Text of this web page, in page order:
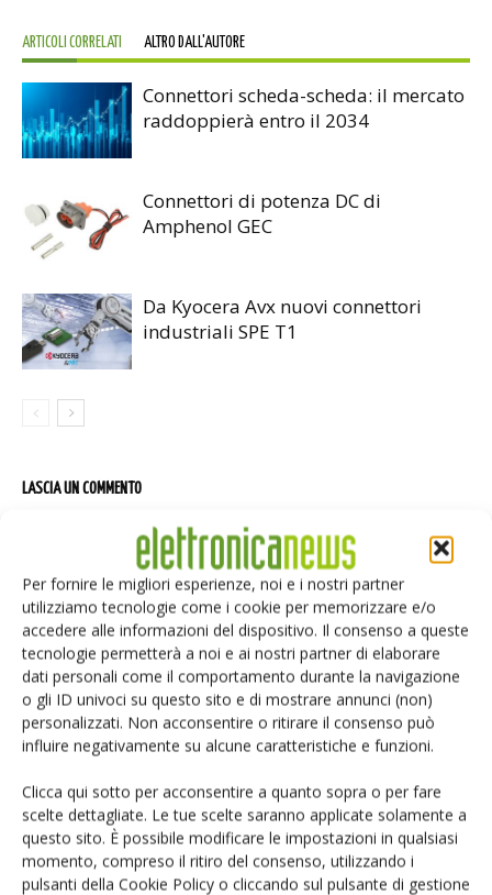
Per fornire le migliori esperienze, noi e i nostri partner
utilizziamo tecnologie come i cookie per memorizzare e/o
accedere alle informazioni del dispositivo. Il consenso a queste
tecnologie permetterà a noi e ai nostri partner di elaborare
dati personali come il comportamento durante la navigazione
o gli ID univoci su questo sito e di mostrare annunci (non)
personalizzati. Non acconsentire o ritirare il consenso può
influire negativamente su alcune caratteristiche e funzioni.
Clicca qui sotto per acconsentire a quanto sopra o per fare
scelte dettagliate. Le tue scelte saranno applicate solamente a
questo sito. È possibile modificare le impostazioni in qualsiasi
momento, compreso il ritiro del consenso, utilizzando i
pulsanti della Cookie Policy o cliccando sul pulsante di gestione
ARTICOLI CORRELATI ALTRO DALL'AUTORE
Connettori scheda-scheda: il mercato
raddoppierà entro il 2034
Connettori di potenza DC di
Amphenol GEC
Da Kyocera Avx nuovi connettori
industriali SPE T1
LASCIA UN COMMENTO